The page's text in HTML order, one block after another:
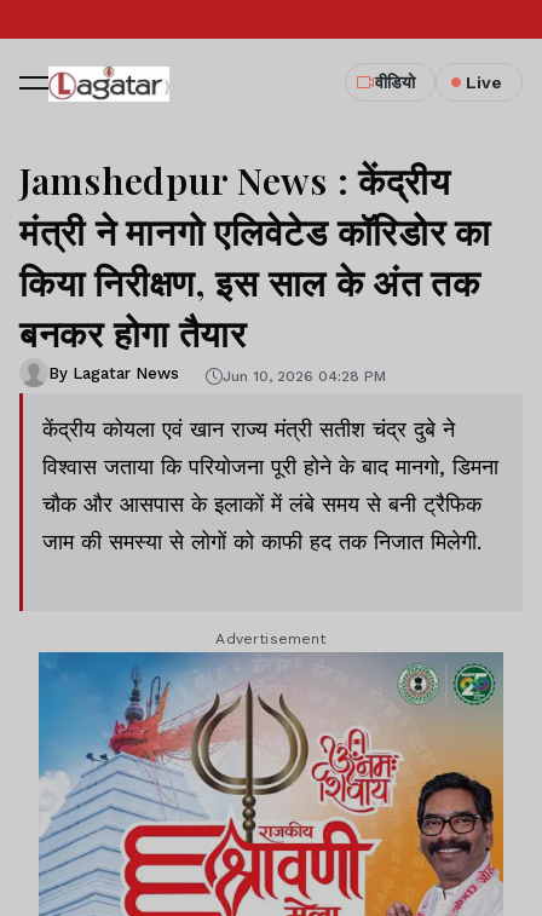
वीडियो Live
Jamshedpur News : केंद्रीय
मंत्री ने मानगो एलिवेटेड कॉरिडोर का
किया निरीक्षण, इस साल के अंत तक
बनकर होगा तैयार
By Lagatar News Jun 10, 2026 04:28 PM
केंद्रीय कोयला एवं खान राज्य मंत्री सतीश चंद्र दुबे ने
विश्वास जताया कि परियोजना पूरी होने के बाद मानगो, डिमना
चौक और आसपास के इलाकों में लंबे समय से बनी ट्रैफिक
जाम की समस्या से लोगों को काफी हद तक निजात मिलेगी.
Advertisement